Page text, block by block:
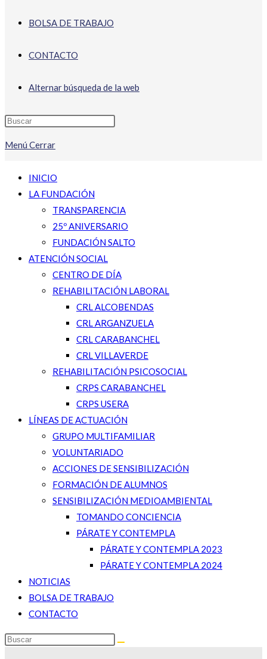
BOLSA DE TRABAJO
CONTACTO
Alternar búsqueda de la web
Menú Cerrar
INICIO
LA FUNDACIÓN
TRANSPARENCIA
25º ANIVERSARIO
FUNDACIÓN SALTO
ATENCIÓN SOCIAL
CENTRO DE DÍA
REHABILITACIÓN LABORAL
CRL ALCOBENDAS
CRL ARGANZUELA
CRL CARABANCHEL
CRL VILLAVERDE
REHABILITACIÓN PSICOSOCIAL
CRPS CARABANCHEL
CRPS USERA
LÍNEAS DE ACTUACIÓN
GRUPO MULTIFAMILIAR
VOLUNTARIADO
ACCIONES DE SENSIBILIZACIÓN
FORMACIÓN DE ALUMNOS
SENSIBILIZACIÓN MEDIOAMBIENTAL
TOMANDO CONCIENCIA
PÁRATE Y CONTEMPLA
PÁRATE Y CONTEMPLA 2023
PÁRATE Y CONTEMPLA 2024
NOTICIAS
BOLSA DE TRABAJO
CONTACTO